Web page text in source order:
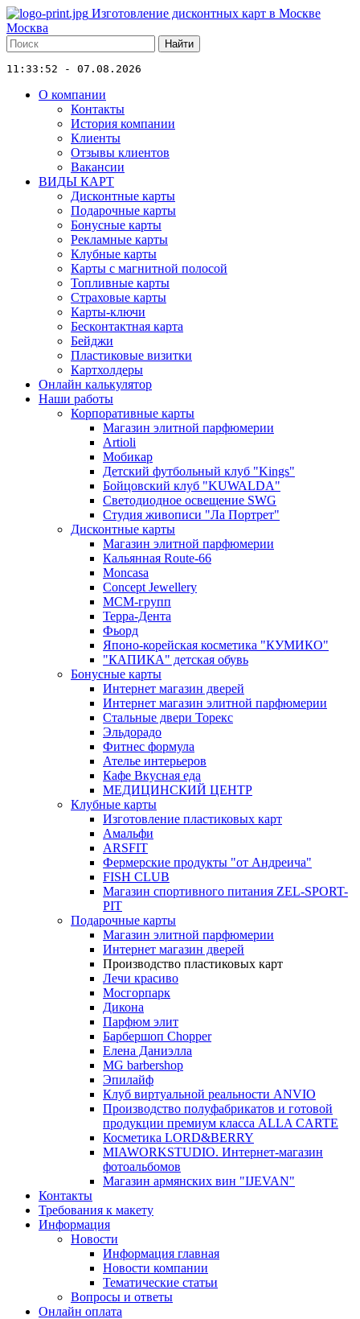
Изготовление дисконтных карт в Москве
Москва
Найти
11:33:52 - 07.08.2026
О компании
Контакты
История компании
Клиенты
Отзывы клиентов
Вакансии
ВИДЫ КАРТ
Дисконтные карты
Подарочные карты
Бонусные карты
Рекламные карты
Клубные карты
Карты с магнитной полосой
Топливные карты
Страховые карты
Карты-ключи
Бесконтактная карта
Бейджи
Пластиковые визитки
Картхолдеры
Онлайн калькулятор
Наши работы
Корпоративные карты
Магазин элитной парфюмерии
Artioli
Мобикар
Детский футбольный клуб "Kings"
Бойцовский клуб "KUWALDA"
Светодиодное освещение SWG
Студия живописи "Ла Портрет"
Дисконтные карты
Магазин элитной парфюмерии
Кальянная Route-66
Moncasa
Concept Jewellery
МСМ-групп
Терра-Дента
Фьорд
Японо-корейская косметика "КУМИКО"
"КАПИКА" детская обувь
Бонусные карты
Интернет магазин дверей
Интернет магазин элитной парфюмерии
Стальные двери Торекс
Эльдорадо
Фитнес формула
Ателье интерьеров
Кафе Вкусная еда
МЕДИЦИНСКИЙ ЦЕНТР
Клубные карты
Изготовление пластиковых карт
Амальфи
ARSFIT
Фермерские продукты "от Андреича"
FISH CLUB
Магазин спортивного питания ZEL-SPORT-
PIT
Подарочные карты
Магазин элитной парфюмерии
Интернет магазин дверей
Производство пластиковых карт
Лечи красиво
Мосгорпарк
Дикона
Парфюм элит
Барбершоп Chopper
Елена Даниэлла
MG barbershop
Эпилайф
Клуб виртуальной реальности ANVIO
Производство полуфабрикатов и готовой
продукции премиум класса ALLA CARTE
Косметика LORD&BERRY
MIAWORKSTUDIO. Интернет-магазин
фотоальбомов
Магазин армянских вин "IJEVAN"
Контакты
Требования к макету
Информация
Новости
Информация главная
Новости компании
Тематические статьи
Вопросы и ответы
Онлайн оплата